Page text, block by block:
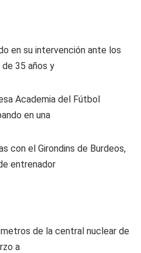
en su intervención ante los
35 años y
Academia del Fútbol
en una
con el Girondins de Burdeos,
entrenador
de la central nuclear de
a